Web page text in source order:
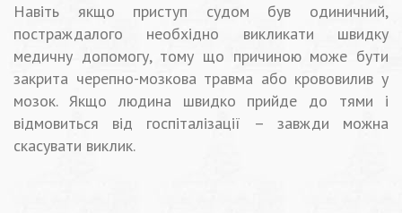
Навіть якщо приступ судом був одиничний,
постраждалого необхідно викликати швидку
медичну допомогу, тому що причиною може бути
закрита черепно-мозкова травма або крововилив у
мозок. Якщо людина швидко прийде до тями і
відмовиться від госпіталізації – завжди можна
скасувати виклик.